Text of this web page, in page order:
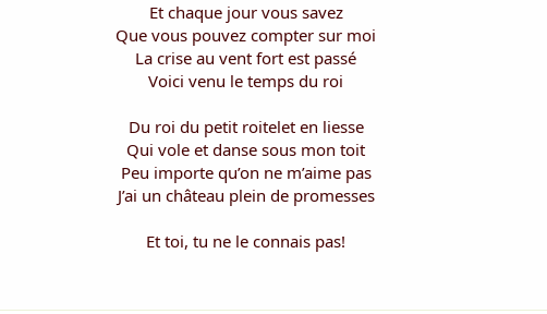
Et chaque jour vous savez
Que vous pouvez compter sur moi
La crise au vent fort est passé
Voici venu le temps du roi
Du roi du petit roitelet en liesse
Qui vole et danse sous mon toit
Peu importe qu’on ne m’aime pas
J’ai un château plein de promesses
Et toi, tu ne le connais pas!